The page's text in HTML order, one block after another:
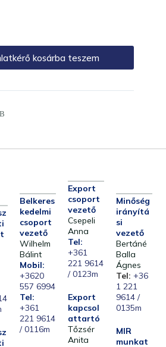
kosárba teszem
Belkeres
kedelmi
csoport
vezető
Wilhelm
Bálint
Mobil:
+3620
557 6994
Tel:
+361
221 9614
/ 0116m
Export
csoport
vezető
Csepeli
Anna
Tel:
+361
221 9614
/ 0123m
Export
kapcsol
attartó
Tőzsér
Anita
Minőség
irányítá
si
vezető
Bertáné
Balla
Ágnes
Tel: +36
1 221
9614 /
0135m
MIR
munkat